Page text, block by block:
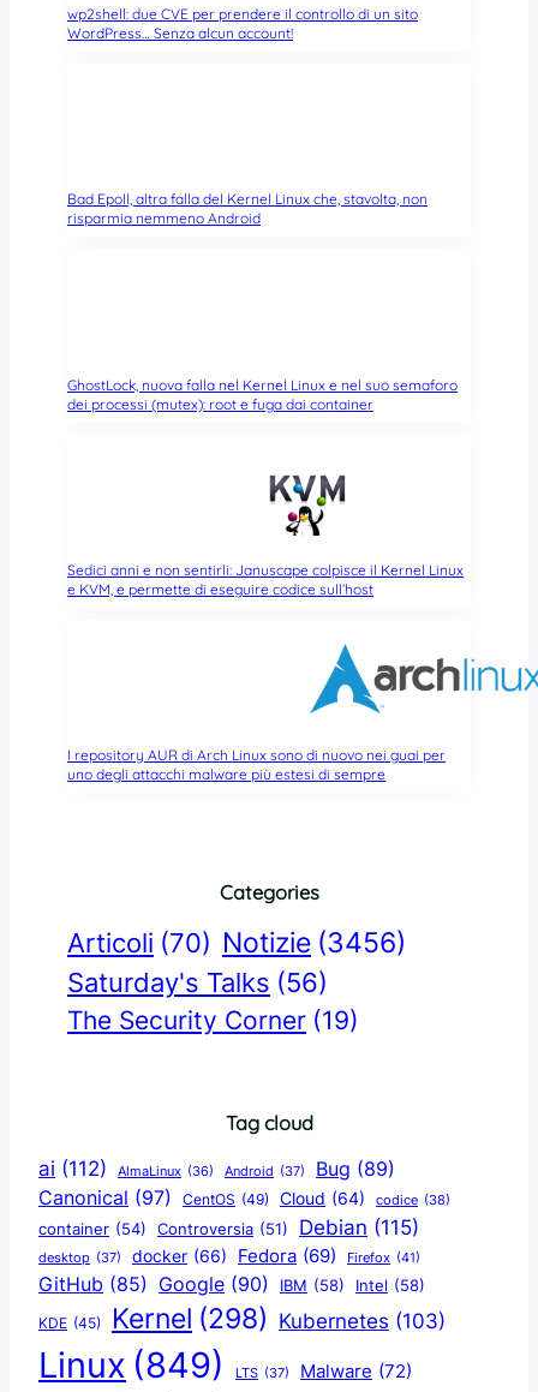
wp2shell: due CVE per prendere il controllo di un sito
WordPress… Senza alcun account!
Bad Epoll, altra falla del Kernel Linux che, stavolta, non
risparmia nemmeno Android
GhostLock, nuova falla nel Kernel Linux e nel suo semaforo
dei processi (mutex): root e fuga dai container
Sedici anni e non sentirli: Januscape colpisce il Kernel Linux
e KVM, e permette di eseguire codice sull’host
I repository AUR di Arch Linux sono di nuovo nei guai per
uno degli attacchi malware più estesi di sempre
Categories
Articoli (70) Notizie (3456)
Saturday's Talks (56)
The Security Corner (19)
Tag cloud
ai (112) AlmaLinux (36) Android (37) Bug (89)
Canonical (97) CentOS (49) Cloud (64) codice (38)
container (54) Controversia (51) Debian (115)
desktop (37) docker (66) Fedora (69) Firefox (41)
GitHub (85) Google (90) IBM (58) Intel (58)
KDE (45) Kernel (298) Kubernetes (103)
Linux (849) LTS (37) Malware (72)